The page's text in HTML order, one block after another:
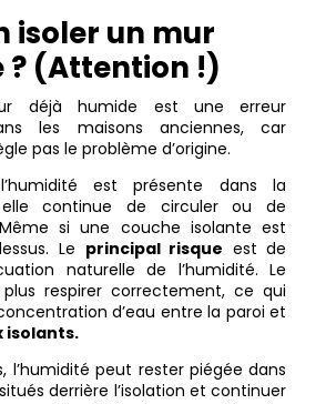
isoler un mur
? (Attention !)
déjà humide est une erreur
les maisons anciennes, car
pas le problème d’origine.
est présente dans la
elle continue de circuler ou de
Même si une couche isolante est
Le principal risque est de
naturelle de l’humidité. Le
respirer correctement, ce qui
d’eau entre la paroi et
isolants.
l’humidité peut rester piégée dans
derrière l’isolation et continuer